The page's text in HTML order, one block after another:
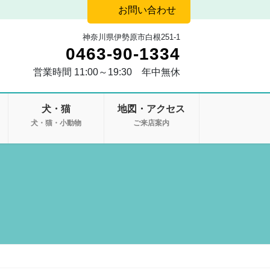
神奈川県伊勢原市白根251-1
0463-90-1334
営業時間 11:00～19:30 年中無休
お問い合わせ
犬・猫
犬・猫・小動物
地図・アクセス
ご来店案内